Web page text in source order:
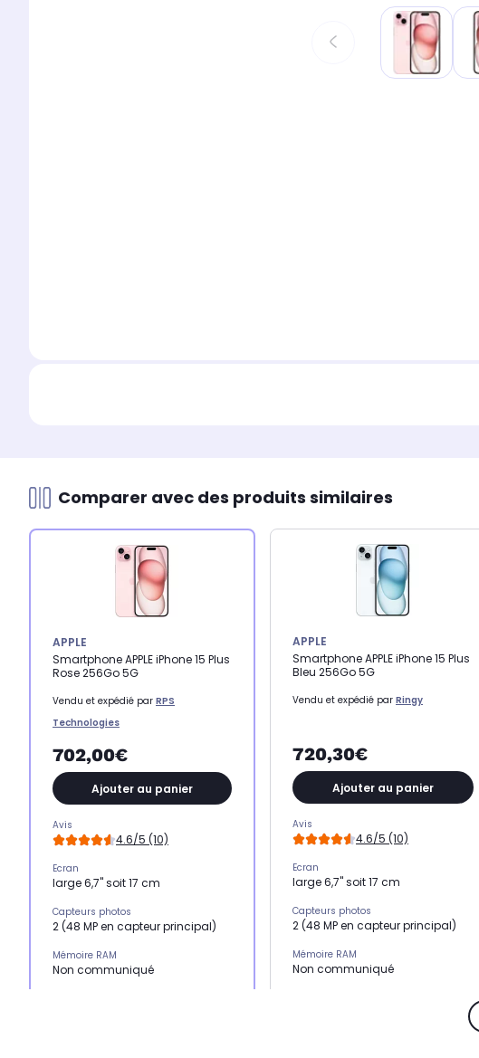
Comparer avec des produits similaires
APPLE
Smartphone APPLE iPhone 15 Plus
Rose 256Go 5G
Vendu et expédié par RPS
Technologies
702,00€
Ajouter au panier
Avis
4.6/5 (10)
Ecran
large 6,7" soit 17 cm
Capteurs photos
2 (48 MP en capteur principal)
Mémoire RAM
Non communiqué
APPLE
Smartphone APPLE iPhone 15 Plus
Bleu 256Go 5G
Vendu et expédié par Ringy
720,30€
Ajouter au panier
Avis
4.6/5 (10)
Ecran
large 6,7" soit 17 cm
Capteurs photos
2 (48 MP en capteur principal)
Mémoire RAM
Non communiqué